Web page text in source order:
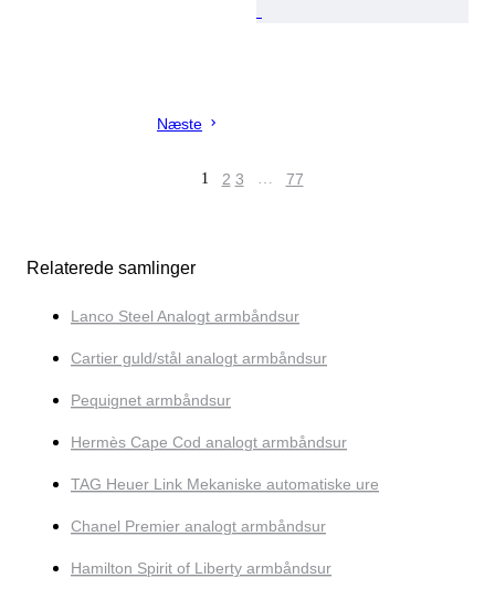
Næste
1 2 3 … 77
Relaterede samlinger
Lanco Steel Analogt armbåndsur
Cartier guld/stål analogt armbåndsur
Pequignet armbåndsur
Hermès Cape Cod analogt armbåndsur
TAG Heuer Link Mekaniske automatiske ure
Chanel Premier analogt armbåndsur
Hamilton Spirit of Liberty armbåndsur